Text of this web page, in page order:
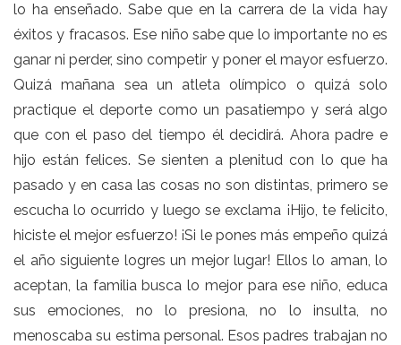
lo ha enseñado. Sabe que en la carrera de la vida hay
éxitos y fracasos. Ese niño sabe que lo importante no es
ganar ni perder, sino competir y poner el mayor esfuerzo.
Quizá mañana sea un atleta olímpico o quizá solo
practique el deporte como un pasatiempo y será algo
que con el paso del tiempo él decidirá. Ahora padre e
hijo están felices. Se sienten a plenitud con lo que ha
pasado y en casa las cosas no son distintas, primero se
escucha lo ocurrido y luego se exclama ¡Hijo, te felicito,
hiciste el mejor esfuerzo! ¡Si le pones más empeño quizá
el año siguiente logres un mejor lugar! Ellos lo aman, lo
aceptan, la familia busca lo mejor para ese niño, educa
sus emociones, no lo presiona, no lo insulta, no
menoscaba su estima personal. Esos padres trabajan no